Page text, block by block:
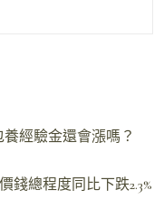
經驗金還會漲嗎？
錢總程度同比下跌2.3%